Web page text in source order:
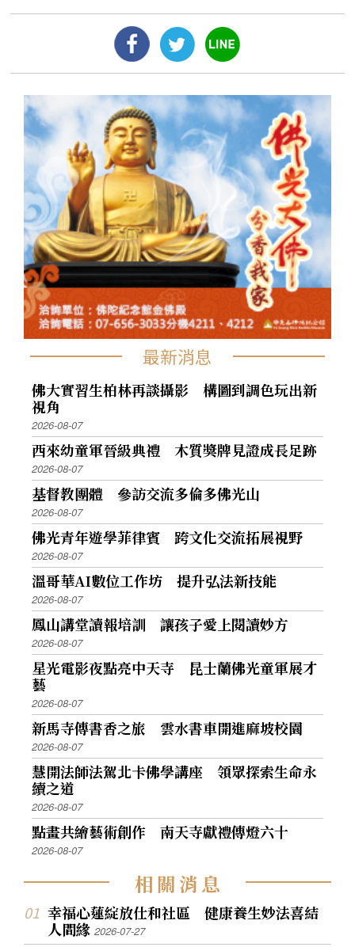
最新消息
佛大實習生柏林再談攝影 構圖到調色玩出新
視角
2026-08-07
西來幼童軍晉級典禮 木質獎牌見證成長足跡
2026-08-07
基督教團體 參訪交流多倫多佛光山
2026-08-07
佛光青年遊學菲律賓 跨文化交流拓展視野
2026-08-07
溫哥華AI數位工作坊 提升弘法新技能
2026-08-07
鳳山講堂讀報培訓 讓孩子愛上閱讀妙方
2026-08-07
星光電影夜點亮中天寺 昆士蘭佛光童軍展才
藝
2026-08-07
新馬寺傳書香之旅 雲水書車開進麻坡校園
2026-08-07
慧開法師法駕北卡佛學講座 領眾探索生命永
續之道
2026-08-07
點畫共繪藝術創作 南天寺獻禮傳燈六十
2026-08-07
相關消息
幸福心蓮綻放仕和社區 健康養生妙法喜結
人間緣2026-07-27